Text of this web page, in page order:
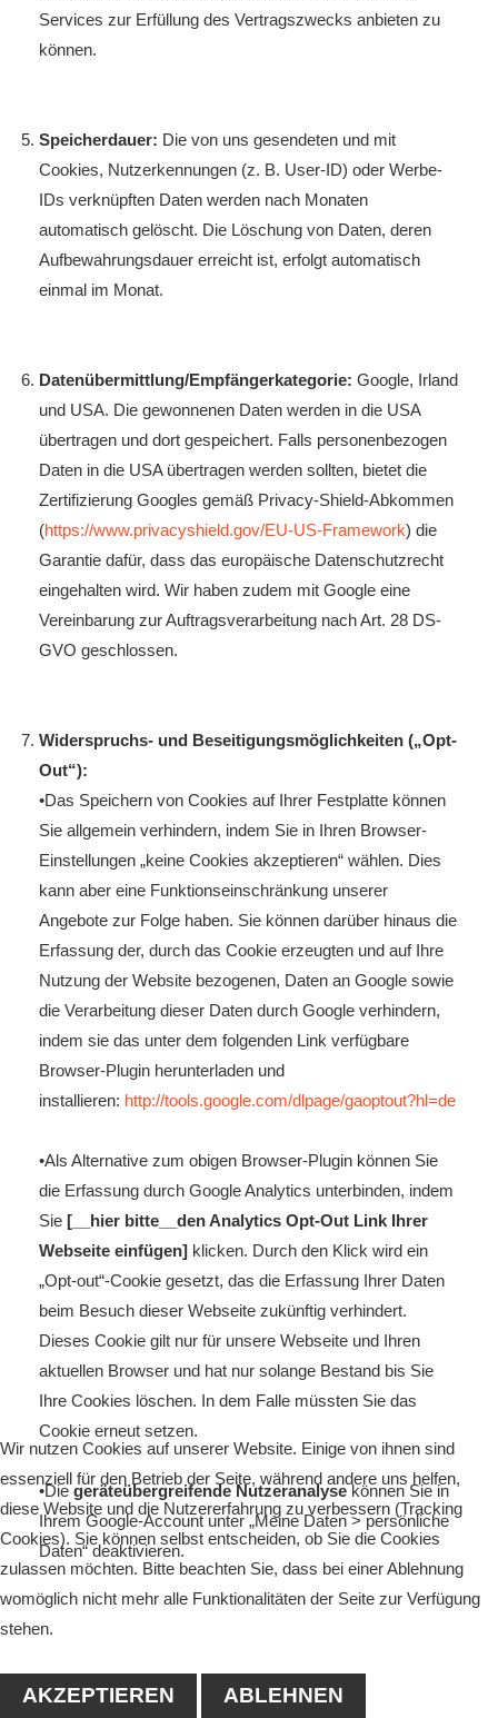
Services zur Erfüllung des Vertragszwecks anbieten zu
können.
Speicherdauer: Die von uns gesendeten und mit
Cookies, Nutzerkennungen (z. B. User-ID) oder Werbe-
IDs verknüpften Daten werden nach Monaten
automatisch gelöscht. Die Löschung von Daten, deren
Aufbewahrungsdauer erreicht ist, erfolgt automatisch
einmal im Monat.
Datenübermittlung/Empfängerkategorie: Google, Irland
und USA. Die gewonnenen Daten werden in die USA
übertragen und dort gespeichert. Falls personenbezogen
Daten in die USA übertragen werden sollten, bietet die
Zertifizierung Googles gemäß Privacy-Shield-Abkommen
(https://www.privacyshield.gov/EU-US-Framework) die
Garantie dafür, dass das europäische Datenschutzrecht
eingehalten wird. Wir haben zudem mit Google eine
Vereinbarung zur Auftragsverarbeitung nach Art. 28 DS-
GVO geschlossen.
Widerspruchs- und Beseitigungsmöglichkeiten („Opt-
Out“):
•Das Speichern von Cookies auf Ihrer Festplatte können
Sie allgemein verhindern, indem Sie in Ihren Browser-
Einstellungen „keine Cookies akzeptieren“ wählen. Dies
kann aber eine Funktionseinschränkung unserer
Angebote zur Folge haben. Sie können darüber hinaus die
Erfassung der, durch das Cookie erzeugten und auf Ihre
Nutzung der Website bezogenen, Daten an Google sowie
die Verarbeitung dieser Daten durch Google verhindern,
indem sie das unter dem folgenden Link verfügbare
Browser-Plugin herunterladen und
installieren: http://tools.google.com/dlpage/gaoptout?hl=de
•Als Alternative zum obigen Browser-Plugin können Sie
die Erfassung durch Google Analytics unterbinden, indem
Sie [__hier bitte__den Analytics Opt-Out Link Ihrer
Webseite einfügen] klicken. Durch den Klick wird ein
„Opt-out“-Cookie gesetzt, das die Erfassung Ihrer Daten
beim Besuch dieser Webseite zukünftig verhindert.
Dieses Cookie gilt nur für unsere Webseite und Ihren
aktuellen Browser und hat nur solange Bestand bis Sie
Ihre Cookies löschen. In dem Falle müssten Sie das
Cookie erneut setzen.
•Diegeräteübergreifende Nutzeranalysekönnen Sie in
Ihrem Google-Account unter „Meine Daten > persönliche
Daten“ deaktivieren.
Google Maps
Wir nutzen Cookies auf unserer Website. Einige von ihnen sind
essenziell für den Betrieb der Seite, während andere uns helfen,
diese Website und die Nutzererfahrung zu verbessern (Tracking
Cookies). Sie können selbst entscheiden, ob Sie die Cookies
zulassen möchten. Bitte beachten Sie, dass bei einer Ablehnung
womöglich nicht mehr alle Funktionalitäten der Seite zur Verfügung
stehen.
AKZEPTIEREN ABLEHNEN